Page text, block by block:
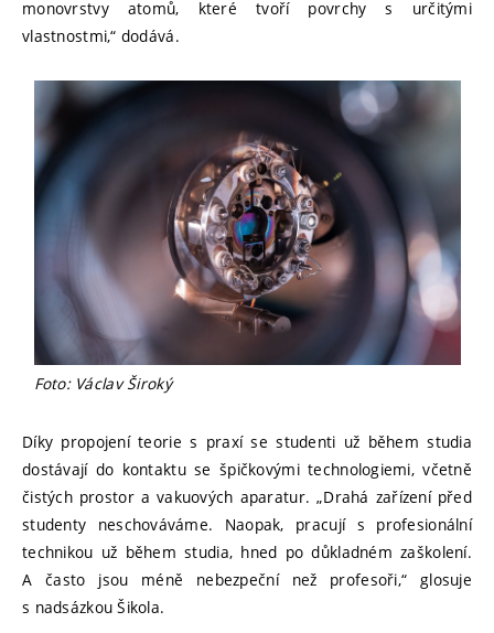
monovrstvy atomů, které tvoří povrchy s určitými
vlastnostmi,“ dodává.
Foto: Václav Široký
Díky propojení teorie s praxí se studenti už během studia
dostávají do kontaktu se špičkovými technologiemi, včetně
čistých prostor a vakuových aparatur. „Drahá zařízení před
studenty neschováváme. Naopak, pracují s profesionální
technikou už během studia, hned po důkladném zaškolení.
A často jsou méně nebezpeční než profesoři,“ glosuje
s nadsázkou Šikola.